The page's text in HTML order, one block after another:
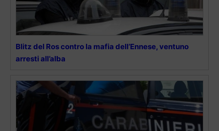
Blitz del Ros contro la mafia dell’Ennese, ventuno
arresti all’alba